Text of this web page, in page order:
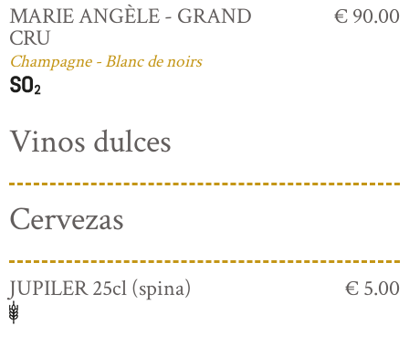
MARIE ANGÈLE - GRAND
CRU
Champagne - Blanc de noirs
€ 90.00
Vinos dulces
Cervezas
JUPILER 25cl (spina) € 5.00